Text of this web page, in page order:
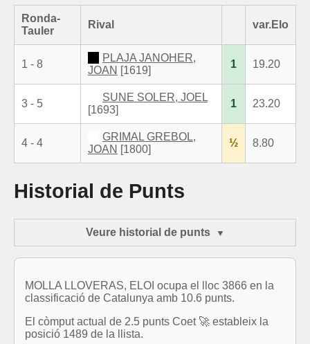
Ronda-
Tauler
Rival var.Elo
1 - 8
PLAJA JANOHER,
JOAN [1619]
1 19.20
3 - 5
SUNE SOLER, JOEL
[1693]
1 23.20
4 - 4
GRIMAL GREBOL,
JOAN [1800]
½ 8.80
Historial de Punts
Veure historial de punts
MOLLA LLOVERAS, ELOI ocupa el lloc 3866 en la
classificació de Catalunya amb 10.6 punts.
El còmput actual de 2.5 punts Coet 🚀 estableix la
posició 1489 de la llista.